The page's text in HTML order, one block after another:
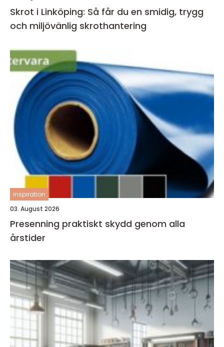
Skrot i Linköping: Så får du en smidig, trygg
och miljövänlig skrothantering
inspiration
03. August 2026
Presenning praktiskt skydd genom alla
årstider